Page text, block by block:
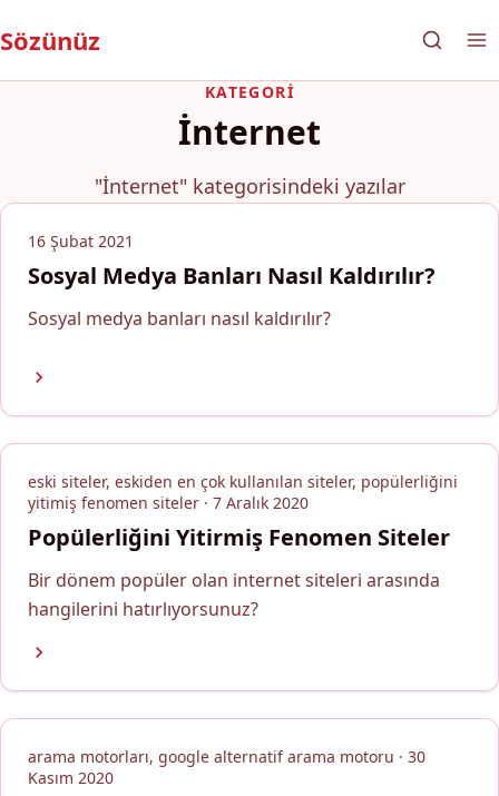
Sözünüz
KATEGORI
İnternet
"İnternet" kategorisindeki yazılar
16 Şubat 2021
Sosyal Medya Banları Nasıl Kaldırılır?
Sosyal medya banları nasıl kaldırılır?
eski siteler, eskiden en çok kullanılan siteler, popülerliğini
yitimiş fenomen siteler · 7 Aralık 2020
Popülerliğini Yitirmiş Fenomen Siteler
Bir dönem popüler olan internet siteleri arasında
hangilerini hatırlıyorsunuz?
arama motorları, google alternatif arama motoru · 30
Kasım 2020